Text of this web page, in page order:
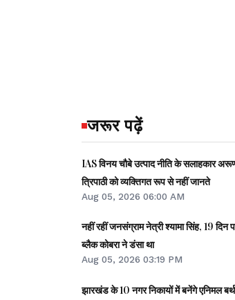
जरूर पढ़ें
IAS विनय चौबे उत्पाद नीति के सलाहकार
त्रिपाठी को व्यक्तिगत रूप से नहीं जानते
Aug 05, 2026 06:00 AM
नहीं रहीं जनसंग्राम नेत्री श्‍यामा सिंह, 19 दिन
ब्‍लैक कोबरा ने डंसा था
Aug 05, 2026 03:19 PM
झारखंड के 10 नगर निकायों में बनेंगे एनिमल